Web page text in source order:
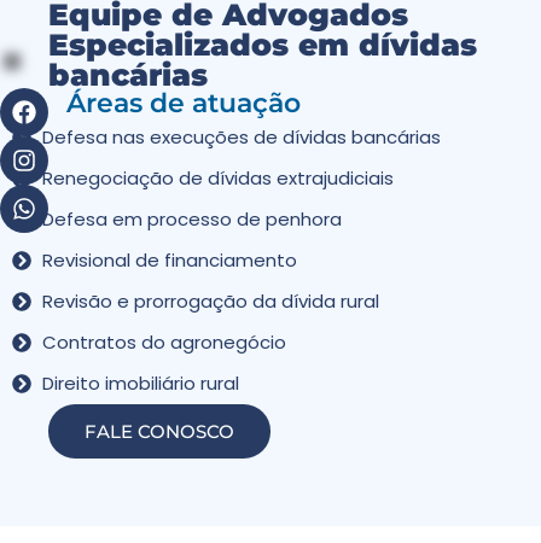
Equipe de Advogados
Especializados em dívidas
bancárias
Áreas de atuação
Defesa nas execuções de dívidas bancárias
Renegociação de dívidas extrajudiciais
Defesa em processo de penhora
Revisional de financiamento
Revisão e prorrogação da dívida rural
Contratos do agronegócio
Direito imobiliário rural
FALE CONOSCO